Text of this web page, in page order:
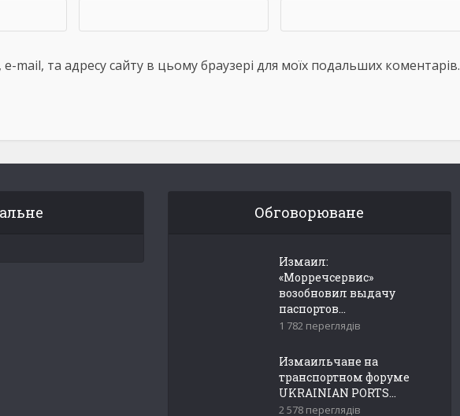
e-mail, та адресу сайту в цьому браузері для моїх подальших коментарів.
Обговорюване
Измаил:
«Морречсервис»
возобновил выдачу
паспортов...
1 782 переглядів
Измаильчане на
транспортном форуме
UKRAINIAN PORTS...
2 578 переглядів